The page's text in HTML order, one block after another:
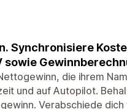
Synchronisiere
sowie
die ihrem
und auf Autopilot.
Verabschiede